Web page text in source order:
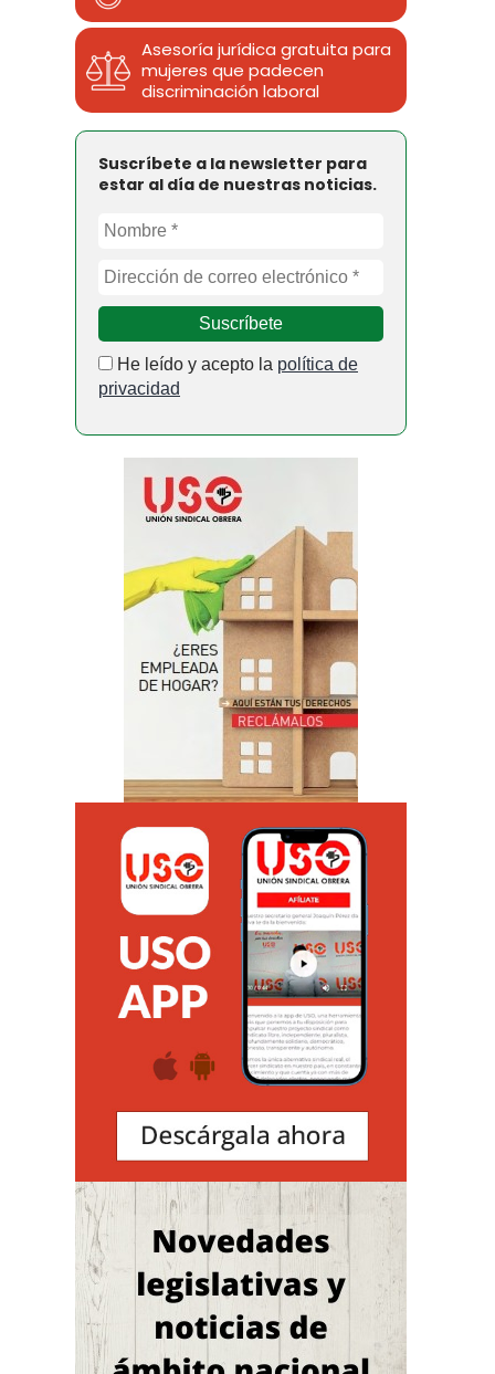
Asesoría jurídica gratuita para
mujeres que padecen
discriminación laboral
Suscríbete a la newsletter para
estar al día de nuestras noticias.
He leído y acepto la política de
privacidad